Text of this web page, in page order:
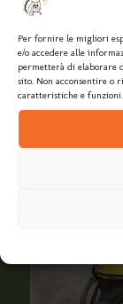
Per fornire le migliori
e/o accedere alle
permetterà di elaborare
sito. Non acconsentire o
caratteristiche e funzioni.